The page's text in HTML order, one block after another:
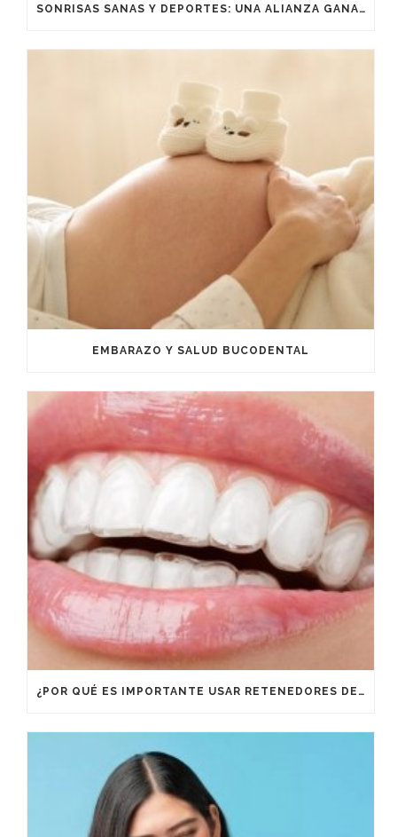
SONRISAS SANAS Y DEPORTES: UNA ALIANZA GANADORA
EMBARAZO Y SALUD BUCODENTAL
¿POR QUÉ ES IMPORTANTE USAR RETENEDORES DESPUÉS DE UN TRATAMIENTO DE ORTODONCIA?